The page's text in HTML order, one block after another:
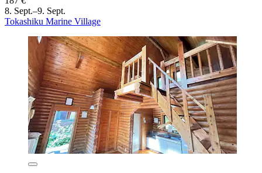
8. Sept.–9. Sept.
Tokashiku Marine Village